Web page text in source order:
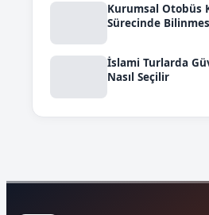
Kurumsal Otobüs
Sürecinde
İslami Turlarda
Nasıl Seçilir